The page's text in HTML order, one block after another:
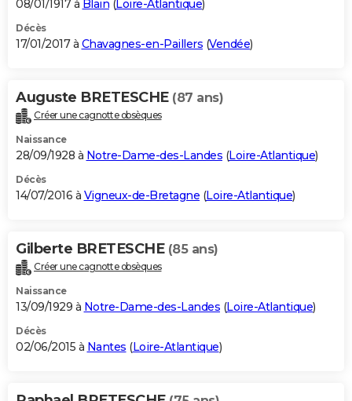
08/01/1917 à Blain (Loire-Atlantique)
Décès
17/01/2017 à Chavagnes-en-Paillers (Vendée)
Auguste BRETESCHE (87 ans)
Créer une cagnotte obsèques
Naissance
28/09/1928 à Notre-Dame-des-Landes (Loire-Atlantique)
Décès
14/07/2016 à Vigneux-de-Bretagne (Loire-Atlantique)
Gilberte BRETESCHE (85 ans)
Créer une cagnotte obsèques
Naissance
13/09/1929 à Notre-Dame-des-Landes (Loire-Atlantique)
Décès
02/06/2015 à Nantes (Loire-Atlantique)